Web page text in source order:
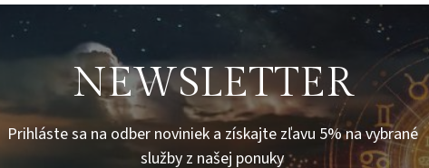
NEWSLETTER
Prihláste sa na odber noviniek a získajte zľavu 5% na vybrané
služby z našej ponuky